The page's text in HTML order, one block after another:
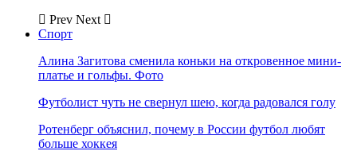
Prev Next
Спорт
Алина Загитова сменила коньки на откровенное мини-
платье и гольфы. Фото
Футболист чуть не свернул шею, когда радовался голу
Ротенберг объяснил, почему в России футбол любят
больше хоккея